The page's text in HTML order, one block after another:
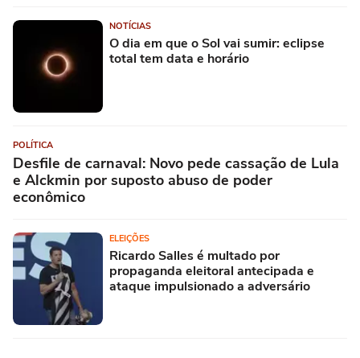
NOTÍCIAS
O dia em que o Sol vai sumir: eclipse
total tem data e horário
POLÍTICA
Desfile de carnaval: Novo pede cassação de Lula
e Alckmin por suposto abuso de poder
econômico
ELEIÇÕES
Ricardo Salles é multado por
propaganda eleitoral antecipada e
ataque impulsionado a adversário